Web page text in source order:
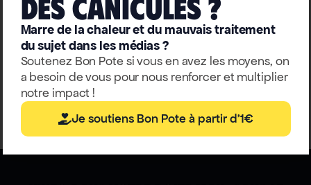
Mayotte, à qui la faute?
Magali Reghezza
deS caniculeS ?
Marre de la chaleur et du mauvais traitement
du sujet dans les médias ?
Soutenez Bon Pote si vous en avez les moyens, on
a besoin de vous pour nous renforcer et multiplier
notre impact !
Je soutiens Bon Pote à partir d'1€